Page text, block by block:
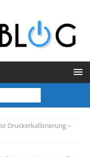
Druckerkalibrierung –